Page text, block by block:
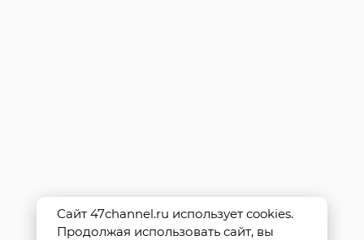
Сайт 47channel.ru использует cookies.
Продолжая использовать сайт, вы